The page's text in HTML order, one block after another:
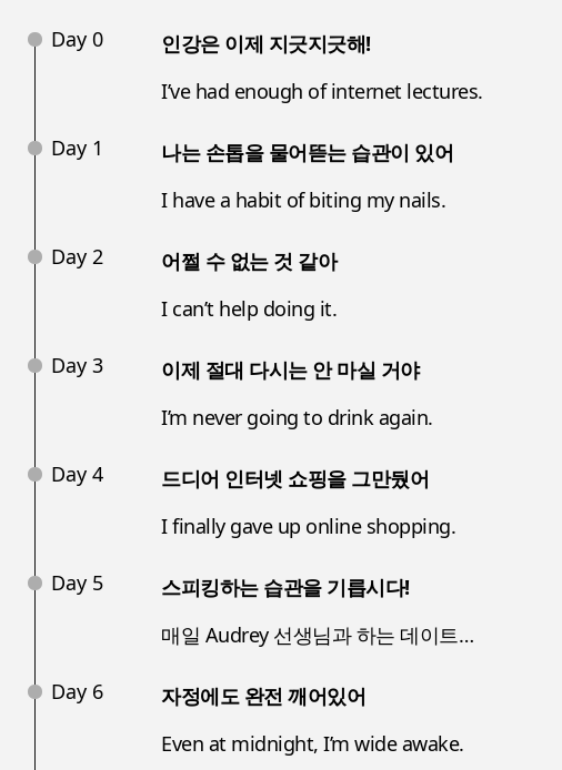
Day 0
인강은 이제 지긋지긋해!
I’ve had enough of internet lectures.
Day 1
나는 손톱을 물어뜯는 습관이 있어
I have a habit of biting my nails.
Day 2
어쩔 수 없는 것 같아
I can’t help doing it.
Day 3
이제 절대 다시는 안 마실 거야
I’m never going to drink again.
Day 4
드디어 인터넷 쇼핑을 그만뒀어
I finally gave up online shopping.
Day 5
스피킹하는 습관을 기릅시다!
매일 Audrey 선생님과 하는 데이트…
Day 6
자정에도 완전 깨어있어
Even at midnight, I’m wide awake.